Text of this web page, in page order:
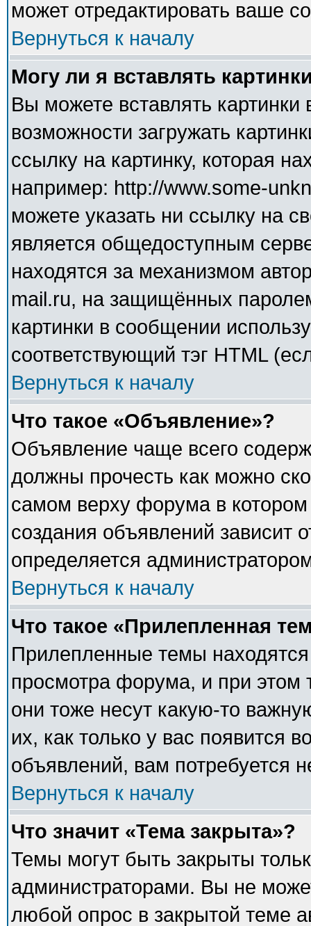
может отредактировать ваше
Вернуться к началу
Могу ли я вставлять
Вы можете вставлять
возможности загружать
ссылку на картинку, которая
например: http://www.some-
можете указать ни ссылку на
является общедоступным
находятся за механизмом
mail.ru, на защищённых
картинки в сообщении
соответствующий тэг HTML
Вернуться к началу
Что такое «Объявление»?
Объявление чаще всего
должны прочесть как можно
самом верху форума в
создания объявлений зависит
определяется
Вернуться к началу
Что такое «Прилепленная
Прилепленные темы
просмотра форума, и при этом
они тоже несут какую-то
их, как только у вас появится
объявлений, вам потребуется
Вернуться к началу
Что значит «Тема закрыта»?
Темы могут быть закрыты
администраторами. Вы не
любой опрос в закрытой теме